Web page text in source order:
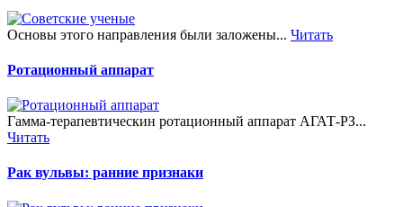
Основы этого направления были заложены... Читать
Ротационный аппарат
Гамма-терапевтическин ротационный аппарат АГАТ-РЗ...
Читать
Рак вульвы: ранние признаки